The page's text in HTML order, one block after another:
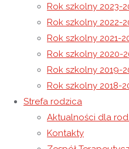
Rok szkolny 2023-
Rok szkolny 2022-
Rok szkolny 2021-
Rok szkolny 2020-
Rok szkolny 2019-
Rok szkolny 2018-
Strefa rodzica
Aktualności dla
Kontakty
Logorytmika
Grupa wsparcia
10 lutego 20227 września 2022
Regulamin